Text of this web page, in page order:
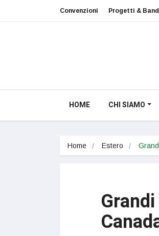
Convenzioni Progetti &
HOME CHI SIAMO
Home Estero